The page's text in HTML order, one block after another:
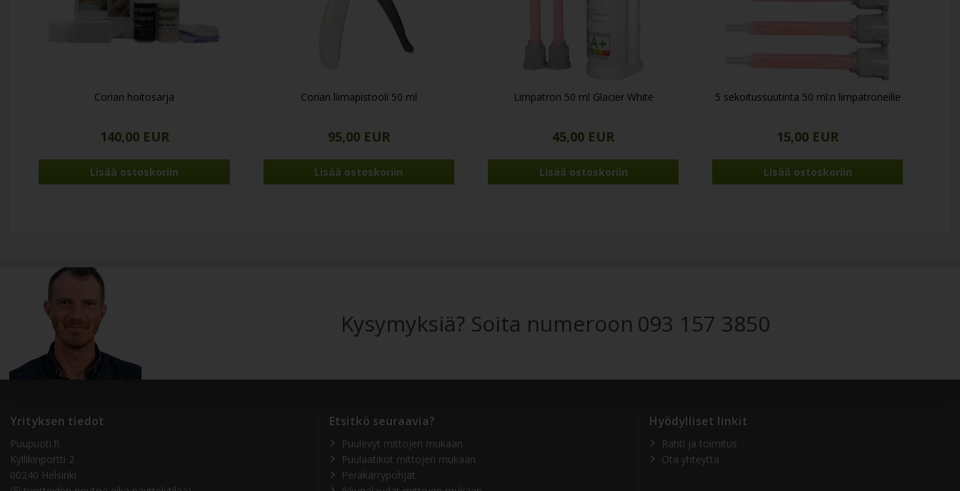
Corian hoitosarja
140,00 EUR
Corian liimapistooli 50 ml
95,00 EUR
Limpatron 50 ml Glacier White
45,00 EUR
5 sekoitussuutinta 50 ml:n limpatroneille
15,00 EUR
Kysymyksiä? Soita numeroon 093 157 3850
Yrityksen tiedot
Puupuoti.fi
Kyllikinportti 2
00240 Helsinki
Etsitkö seuraavia?
Puulevyt mittojen mukaan
Puulaatikot mittojen mukaan
Peräkärrypohjat
Hyödylliset linkit
Rahti ja toimitus
Ota yhteyttä